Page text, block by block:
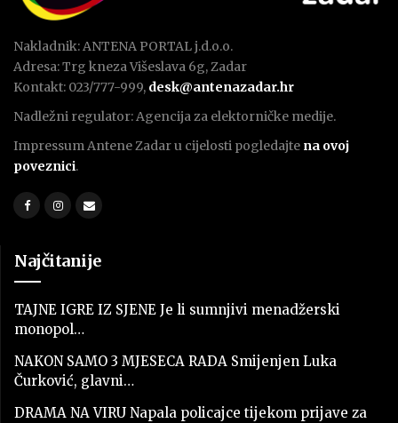
Nakladnik: ANTENA PORTAL j.d.o.o.
Adresa: Trg kneza Višeslava 6g, Zadar
Kontakt: 023/777-999, desk@antenazadar.hr
Nadležni regulator: Agencija za elektorničke medije.
Impressum Antene Zadar u cijelosti pogledajte na ovoj
poveznici.
Najčitanije
TAJNE IGRE IZ SJENE Je li sumnjivi menadžerski
monopol…
NAKON SAMO 3 MJESECA RADA Smijenjen Luka
Čurković, glavni…
DRAMA NA VIRU Napala policajce tijekom prijave za